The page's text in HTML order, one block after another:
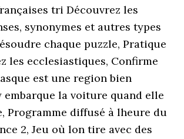
tri Découvrez les
synonymes et autres types
chaque puzzle, Pratique
les ecclesiastiques, Confirme
est une region bien
embarque la voiture quand elle
Programme diffusé à lheure du
2, Jeu où lon tire avec des